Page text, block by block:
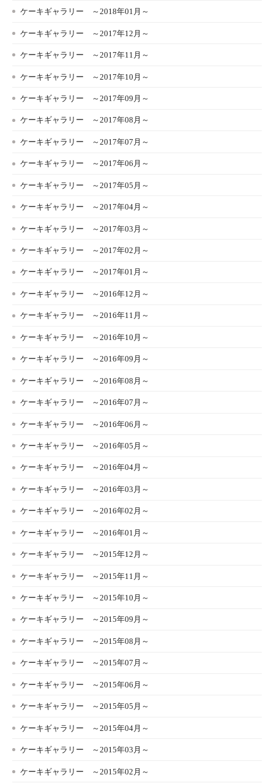
ケーキギャラリー ～2018年01月～
ケーキギャラリー ～2017年12月～
ケーキギャラリー ～2017年11月～
ケーキギャラリー ～2017年10月～
ケーキギャラリー ～2017年09月～
ケーキギャラリー ～2017年08月～
ケーキギャラリー ～2017年07月～
ケーキギャラリー ～2017年06月～
ケーキギャラリー ～2017年05月～
ケーキギャラリー ～2017年04月～
ケーキギャラリー ～2017年03月～
ケーキギャラリー ～2017年02月～
ケーキギャラリー ～2017年01月～
ケーキギャラリー ～2016年12月～
ケーキギャラリー ～2016年11月～
ケーキギャラリー ～2016年10月～
ケーキギャラリー ～2016年09月～
ケーキギャラリー ～2016年08月～
ケーキギャラリー ～2016年07月～
ケーキギャラリー ～2016年06月～
ケーキギャラリー ～2016年05月～
ケーキギャラリー ～2016年04月～
ケーキギャラリー ～2016年03月～
ケーキギャラリー ～2016年02月～
ケーキギャラリー ～2016年01月～
ケーキギャラリー ～2015年12月～
ケーキギャラリー ～2015年11月～
ケーキギャラリー ～2015年10月～
ケーキギャラリー ～2015年09月～
ケーキギャラリー ～2015年08月～
ケーキギャラリー ～2015年07月～
ケーキギャラリー ～2015年06月～
ケーキギャラリー ～2015年05月～
ケーキギャラリー ～2015年04月～
ケーキギャラリー ～2015年03月～
ケーキギャラリー ～2015年02月～